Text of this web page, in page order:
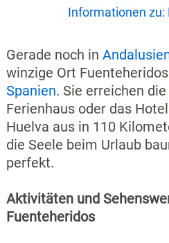
Informationen zu:
Gerade noch in
winzige Ort
Spanien. Sie erreichen
Ferienhaus oder das
Huelva aus in 110
die Seele beim Urlaub
perfekt.
Aktivitäten und
Fuenteheridos